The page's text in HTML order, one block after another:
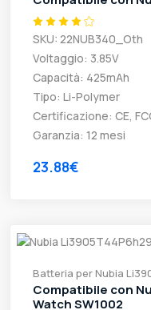
SKU: 22NUB340_Oth
Voltaggio: 3.85V
Capacità: 425mAh
Tipo: Li-Polymer
Certificazione: CE,
Garanzia: 12 mesi
23.88€
Batteria per Nubia
Compatibile con
Watch SW1002